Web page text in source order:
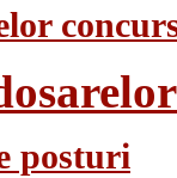
posturi